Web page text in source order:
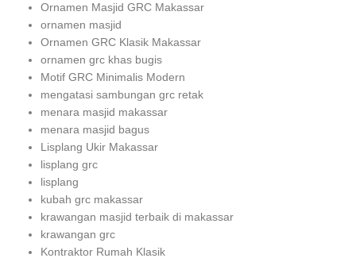
Ornamen Masjid GRC Makassar
ornamen masjid
Ornamen GRC Klasik Makassar
ornamen grc khas bugis
Motif GRC Minimalis Modern
mengatasi sambungan grc retak
menara masjid makassar
menara masjid bagus
Lisplang Ukir Makassar
lisplang grc
lisplang
kubah grc makassar
krawangan masjid terbaik di makassar
krawangan grc
Kontraktor Rumah Klasik